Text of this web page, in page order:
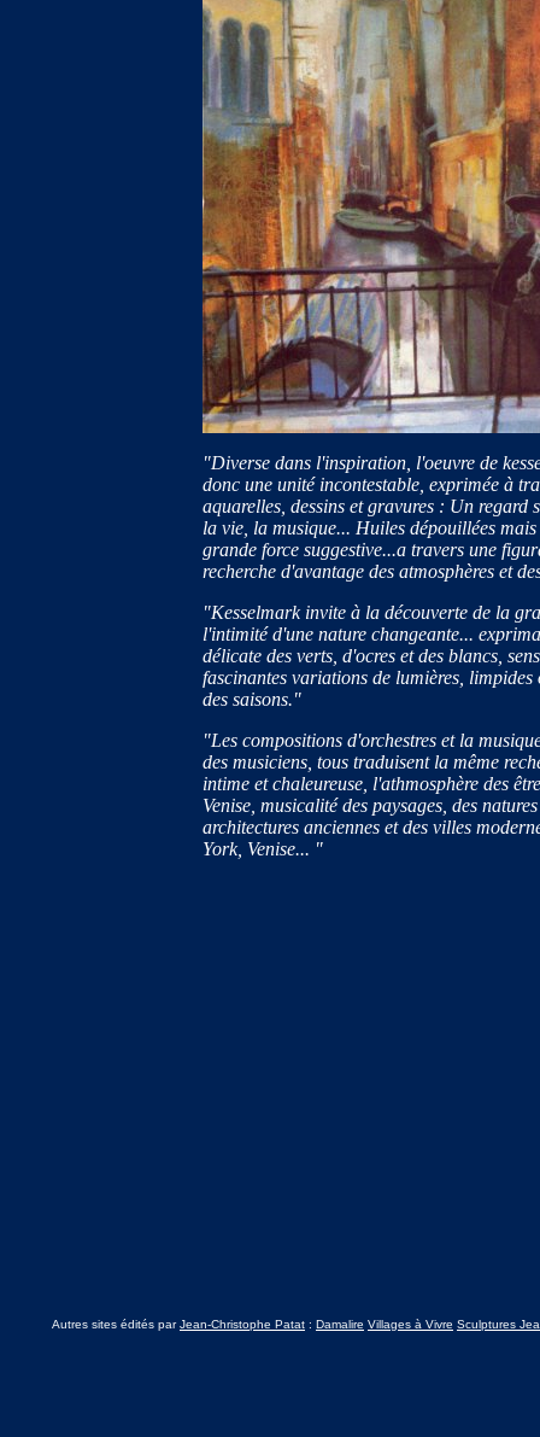
"Diverse dans l'inspiration, l'oeuvre de
donc une unité incontestable, exprimée à
aquarelles, dessins et gravures : Un regard
la vie, la musique... Huiles dépouillées
grande force suggestive...a travers une
recherche d'avantage des atmosphères et
"Kesselmark invite à la découverte de la
l'intimité d'une nature changeante...
délicate des verts, d'ocres et des blancs,
fascinantes variations de lumières, limpides
des saisons."
"Les compositions d'orchestres et la
des musiciens, tous traduisent la même
intime et chaleureuse, l'athmosphère des
Venise, musicalité des paysages, des
architectures anciennes et des villes
York, Venise... "
Autres sites édités parJean-Christophe Patat : Damalire Villages à Vivre Sculptures